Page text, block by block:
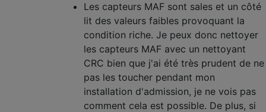
Les capteurs MAF sont sales et un côté
lit des valeurs faibles provoquant la
condition riche. Je peux donc nettoyer
les capteurs MAF avec un nettoyant
CRC bien que j'ai été très prudent de ne
pas les toucher pendant mon
installation d'admission, je ne vois pas
comment cela est possible. De plus, si